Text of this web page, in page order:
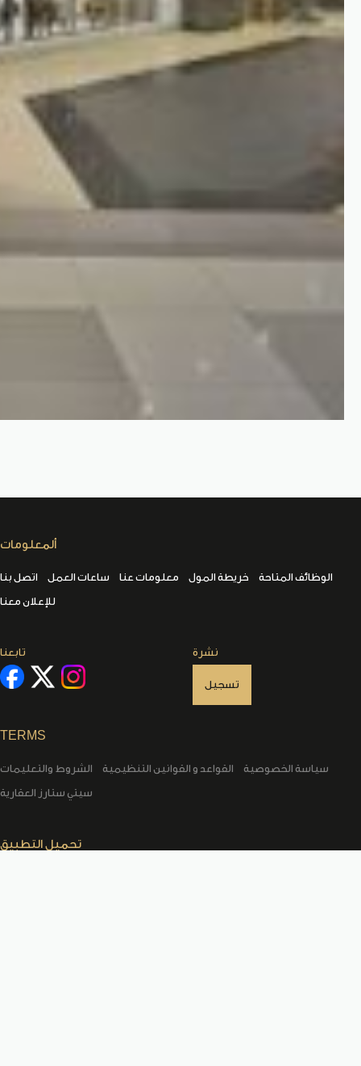
ألمعلومات
اتصل بنا ساعات العمل معلومات عنا خريطة المول
الوظائف المتاحة
للإعلان معنا
تابعنا نشرة
تسجيل
TERMS
الشروط والتعليمات القواعد و القوانين التنظيمية
سياسة الخصوصية
سيتي ستارز العقارية
تحميل التطبيق